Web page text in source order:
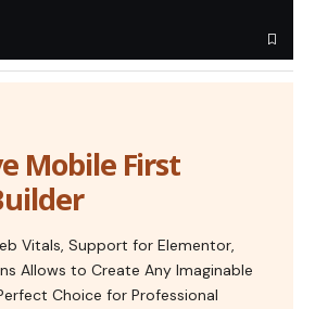
Mobile First
Vitals, Support for Elementor,
Allows to Create Any Imaginable
Choice for Professional